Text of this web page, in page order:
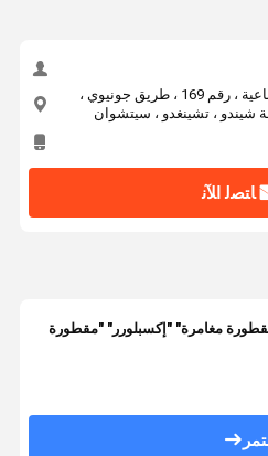
ورشة العمل 2 ، حديقة جينهي الصناعية ، رقم 169 ، طريق جونيوي ،
شيندو ، تشينغدو ، سيتشوان
ﺎﺘﺼﻟ ﺍﻶﻧ
مغامرة" "إكسبلورر" "مقطورة